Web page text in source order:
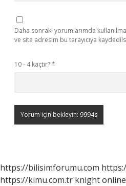
Daha sonraki yorumlarımda
ve site adresim bu tarayıcıya
10 - 4 kaçtır?*
https://bilisimforumu.com
https://kimu.com.tr knight online